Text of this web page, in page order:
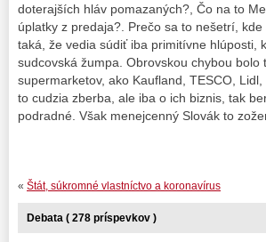
doterajších hláv pomazaných?, Čo na to
úplatky z predaja?. Prečo sa to nešetrí,
taká, že vedia súdiť iba primitívne hlúposti,
sudcovská žumpa. Obrovskou chybou
supermarketov, ako Kaufland, TESCO,
to cudzia zberba, ale iba o ich biznis, tak
podradné. Však menejcenný Slovák to
« Štát, súkromné vlastníctvo a koronavírus
Debata ( 278 príspevkov )